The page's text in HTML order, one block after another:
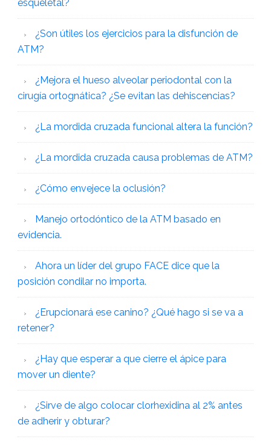
esqueletal?
¿Son útiles los ejercicios para la disfunción de
ATM?
¿Mejora el hueso alveolar periodontal con la
cirugía ortognática? ¿Se evitan las dehiscencias?
¿La mordida cruzada funcional altera la función?
¿La mordida cruzada causa problemas de ATM?
¿Cómo envejece la oclusión?
Manejo ortodóntico de la ATM basado en
evidencia.
Ahora un líder del grupo FACE dice que la
posición condilar no importa.
¿Erupcionará ese canino? ¿Qué hago si se va a
retener?
¿Hay que esperar a que cierre el ápice para
mover un diente?
¿Sirve de algo colocar clorhexidina al 2% antes
de adherir y obturar?